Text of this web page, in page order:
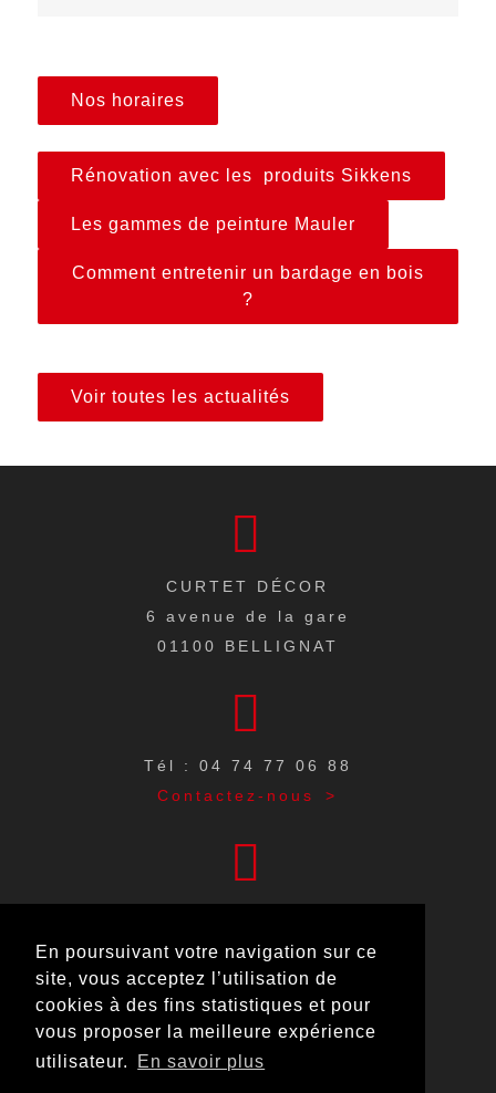
En poursuivant votre navigation sur ce
site, vous acceptez l’utilisation de
cookies à des fins statistiques et pour
vous proposer la meilleure expérience
utilisateur.
En savoir plus
Nos horaires
Rénovation avec les produits Sikkens
Les gammes de peinture Mauler
Comment entretenir un bardage en bois
?
Voir toutes les actualités
CURTET DÉCOR
6 avenue de la gare
01100
BELLIGNAT
Tél : 04 74 77 06 88
Contactez-nous
de 7h30 – 12h00 / 13h30 – 18h30
Samedi matin
9h00 à 12h00